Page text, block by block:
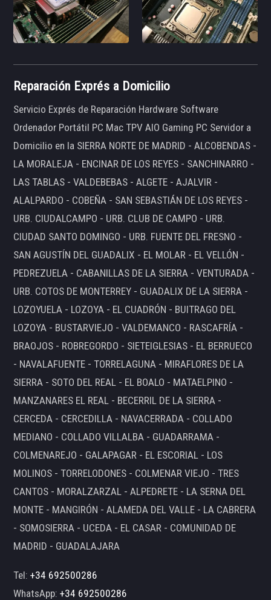
Reparación Exprés a Domicilio
Servicio Exprés de Reparación Hardware Software
Ordenador Portátil PC Mac TPV AIO Gaming PC Servidor a
Domicilio en la SIERRA NORTE DE MADRID - ALCOBENDAS -
LA MORALEJA - ENCINAR DE LOS REYES - SANCHINARRO -
LAS TABLAS - VALDEBEBAS - ALGETE - AJALVIR -
ALALPARDO - COBEÑA - SAN SEBASTIÁN DE LOS REYES -
URB. CIUDALCAMPO - URB. CLUB DE CAMPO - URB.
CIUDAD SANTO DOMINGO - URB. FUENTE DEL FRESNO -
SAN AGUSTÍN DEL GUADALIX - EL MOLAR - EL VELLÓN -
PEDREZUELA - CABANILLAS DE LA SIERRA - VENTURADA -
URB. COTOS DE MONTERREY - GUADALIX DE LA SIERRA -
LOZOYUELA - LOZOYA - EL CUADRÓN - BUITRAGO DEL
LOZOYA - BUSTARVIEJO - VALDEMANCO - RASCAFRÍA -
BRAOJOS - ROBREGORDO - SIETEIGLESIAS - EL BERRUECO
- NAVALAFUENTE - TORRELAGUNA - MIRAFLORES DE LA
SIERRA - SOTO DEL REAL - EL BOALO - MATAELPINO -
MANZANARES EL REAL - BECERRIL DE LA SIERRA -
CERCEDA - CERCEDILLA - NAVACERRADA - COLLADO
MEDIANO - COLLADO VILLALBA - GUADARRAMA -
COLMENAREJO - GALAPAGAR - EL ESCORIAL - LOS
MOLINOS - TORRELODONES - COLMENAR VIEJO - TRES
CANTOS - MORALZARZAL - ALPEDRETE - LA SERNA DEL
MONTE - MANGIRÓN - ALAMEDA DEL VALLE - LA CABRERA
- SOMOSIERRA - UCEDA - EL CASAR - COMUNIDAD DE
MADRID - GUADALAJARA
Tel:+34 692500286
WhatsApp:+34 692500286